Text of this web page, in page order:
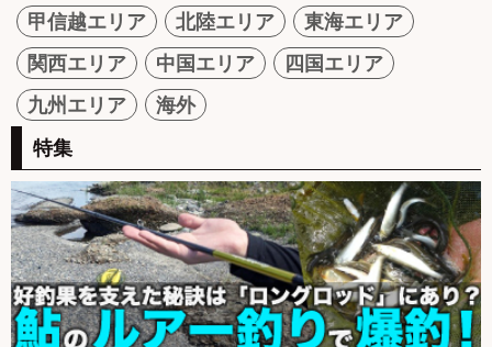
甲信越エリア
北陸エリア
東海エリア
関西エリア
中国エリア
四国エリア
九州エリア
海外
特集